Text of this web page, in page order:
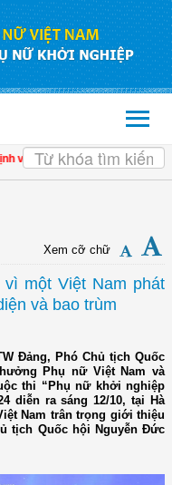
| Hội LHPN tỉnh Kiên Giang
Xem cỡ chữ
một Việt Nam phát
và bao trùm
Đảng, Phó Chủ tịch Quốc
Phụ nữ Việt Nam và
thi “Phụ nữ khởi nghiệp
diễn ra sáng 12/10, tại Hà
Nam trân trọng giới thiệu
tịch Quốc hội Nguyễn Đức